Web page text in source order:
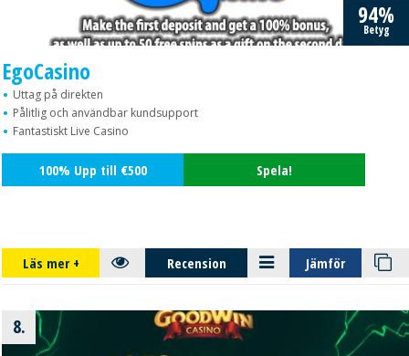
94%
Betyg
EgoCasino
Uttag på direkten
Pålitlig och användbar kundsupport
Fantastiskt Live Casino
100% Upp till €500 Spela!
Läs mer+ Recension Jämför
8.